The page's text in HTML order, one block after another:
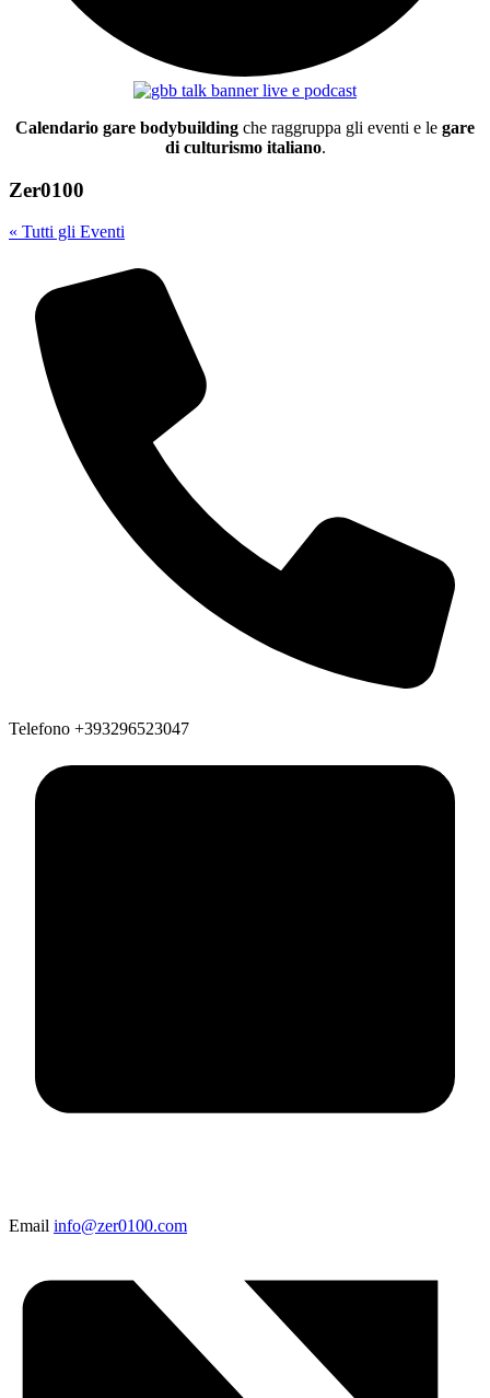
Calendario gare bodybuilding che raggruppa gli eventi e le gare
di culturismo italiano.
Zer0100
« Tutti gli Eventi
Telefono +393296523047
Email info@zer0100.com